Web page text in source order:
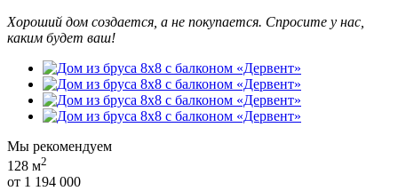
Хороший дом создается, а не покупается. Спросите у нас,
каким будет ваш!
Мы рекомендуем
128 м2
от 1 194 000